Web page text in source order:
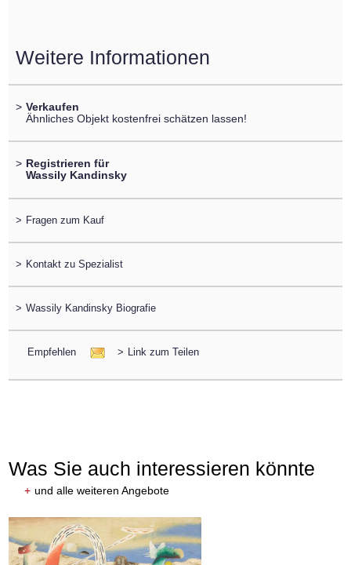
Weitere Informationen
> Verkaufen
Ähnliches Objekt kostenfrei schätzen lassen!
> Registrieren für
Wassily Kandinsky
> Fragen zum Kauf
> Kontakt zu Spezialist
> Wassily Kandinsky Biografie
Empfehlen > Link zum Teilen
Was Sie auch interessieren könnte
+ und alle weiteren Angebote